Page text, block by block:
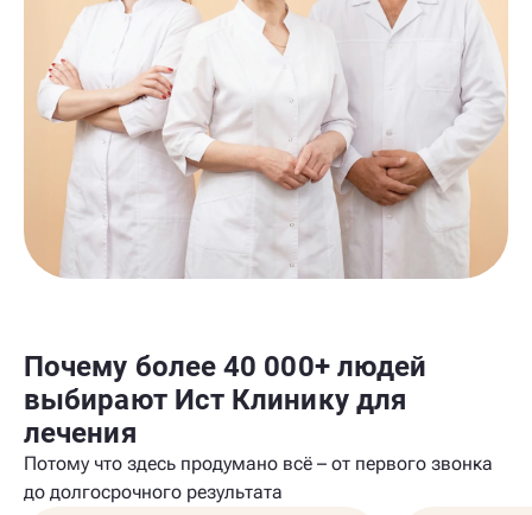
Почему более 40 000+ людей
выбирают Ист Клинику для
лечения
Потому что здесь продумано всё – от первого звонка
до долгосрочного результата